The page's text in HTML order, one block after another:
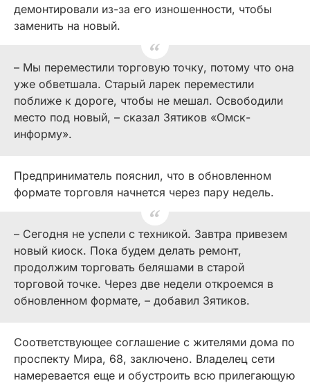
демонтировали из-за его изношенности, чтобы
заменить на новый.
– Мы переместили торговую точку, потому что она
уже обветшала. Старый ларек переместили
поближе к дороге, чтобы не мешал. Освободили
место под новый, – сказал Зятиков «Омск-
информу».
Предприниматель пояснил, что в обновленном
формате торговля начнется через пару недель.
– Сегодня не успели с техникой. Завтра привезем
новый киоск. Пока будем делать ремонт,
продолжим торговать беляшами в старой
торговой точке. Через две недели откроемся в
обновленном формате, – добавил Зятиков.
Соответствующее соглашение с жителями дома по
проспекту Мира, 68, заключено. Владелец сети
намеревается еще и обустроить всю прилегающую